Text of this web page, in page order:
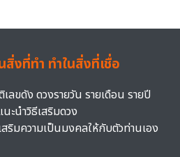
สิ่งที่ทำ ทำในสิ่งที่เชื่อ
ลขดัง ดวงรายวัน รายเดือน รายปี
ะนำวิธีเสริมดวง
ริมความเป็นมงคลให้กับตัวท่านเอง